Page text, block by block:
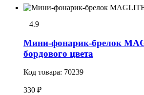
4.9
Мини-фонарик-брелок
бордового цвета
Код товара: 70239
330 ₽